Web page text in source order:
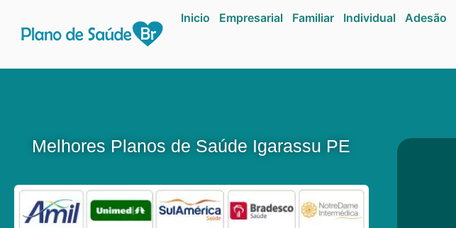
Inicio Empresarial Familiar Individual Adesão
Melhores Planos de Saúde Igarassu PE